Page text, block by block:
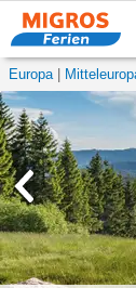
Europa